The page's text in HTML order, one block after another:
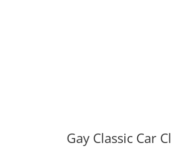
Gay Classic Car